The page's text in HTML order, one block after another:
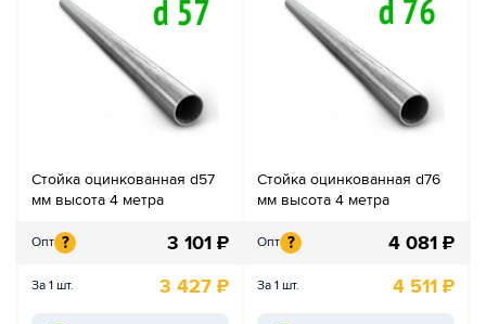
Стойка оцинкованная d57
мм высота 4 метра
Опт ? 3 101 ₽
За 1 шт. 3 427 ₽
Стойка оцинкованная d76
мм высота 4 метра
Опт ? 4 081 ₽
За 1 шт. 4 511 ₽